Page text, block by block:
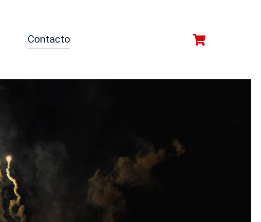
Contacto